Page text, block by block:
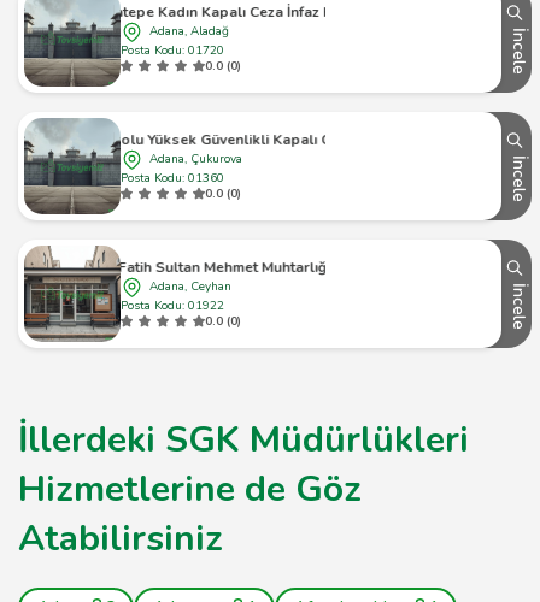
Karatepe Kadın Kapalı Ceza İnfaz Kurumu
Adana, Aladağ
Posta Kodu: 01720
0.0 (0)
İncele
Suluca 1 Nolu Yüksek Güvenlikli Kapalı Ceza İnfaz Kurumu
Adana, Çukurova
Posta Kodu: 01360
0.0 (0)
İncele
Fatih Sultan Mehmet Muhtarlığı
Adana, Ceyhan
Posta Kodu: 01922
0.0 (0)
İncele
İllerdeki SGK Müdürlükleri
Hizmetlerine de Göz
Atabilirsiniz